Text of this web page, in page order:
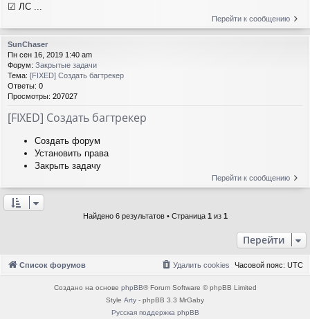
☑ ЛС ...
Перейти к сообщению
SunChaser
Пн сен 16, 2019 1:40 am
Форум: Закрытые задачи
Тема: [FIXED] Создать багтрекер
Ответы: 0
Просмотры: 207027
[FIXED] Создать багтрекер
Создать форум
Установить права
Закрыть задачу
Перейти к сообщению
Найдено 6 результатов • Страница 1 из 1
Перейти
Список форумов Часовой пояс: UTC
Удалить cookies
Создано на основе phpBB® Forum Software © phpBB Limited
Style Arty - phpBB 3.3 MrGaby
Русская поддержка phpBB